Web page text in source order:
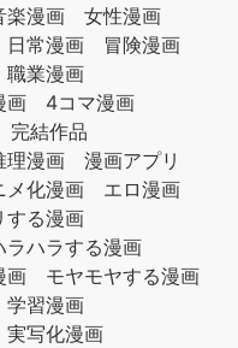
楽漫画
女性漫画
日常漫画
冒険漫画
職業漫画
画
4コマ漫画
完結作品
理漫画
漫画アプリ
メ化漫画
エロ漫画
する漫画
ラハラする漫画
画
モヤモヤする漫画
学習漫画
実写化漫画